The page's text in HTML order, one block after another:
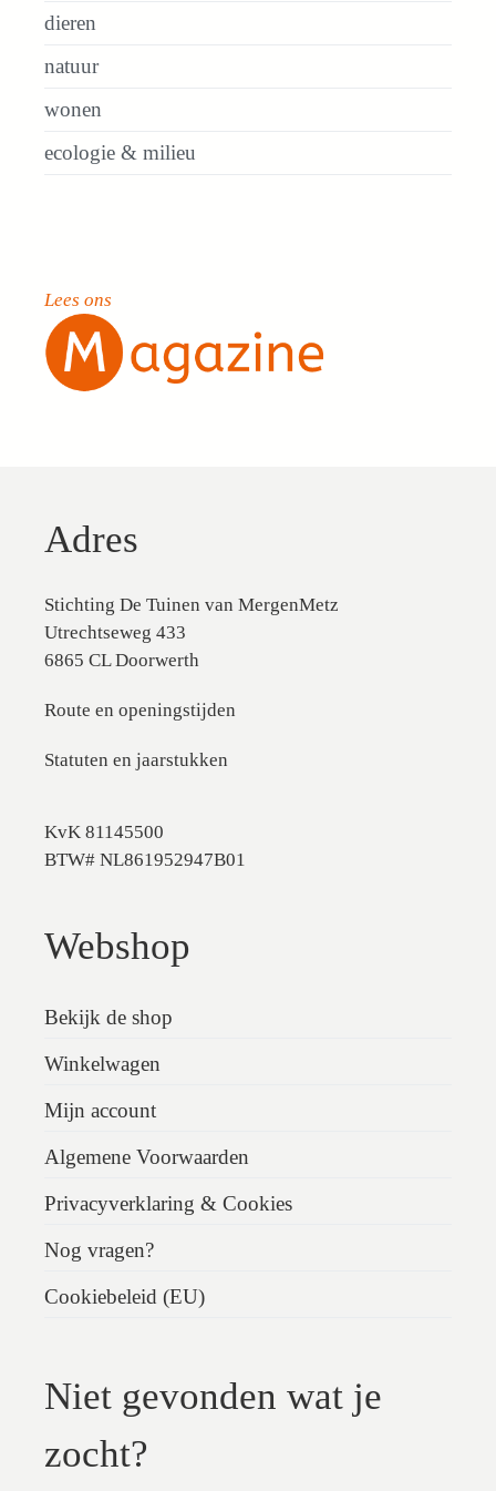
dieren
natuur
wonen
ecologie & milieu
Lees ons
Adres
Stichting De Tuinen van MergenMetz
Utrechtseweg 433
6865 CL Doorwerth
Route en openingstijden
Statuten en jaarstukken
KvK 81145500
BTW# NL861952947B01
Webshop
Bekijk de shop
Winkelwagen
Mijn account
Algemene Voorwaarden
Privacyverklaring & Cookies
Nog vragen?
Cookiebeleid (EU)
Niet gevonden wat je
zocht?